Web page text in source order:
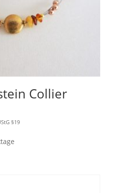
Collier
§19